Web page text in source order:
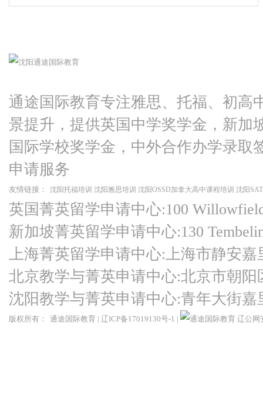
通途国际教育专注雅思、托福、初高
景提升，提供英国中学奖学金，新加
国际学校奖学金，中外合作办学录取
申请服务
友情链接： 沈阳托福培训 沈阳雅思培训 沈阳OSSD加拿大高中课程培训 沈阳
英国菁英留学申请中心:100
新加坡菁英留学申请中心:130
上海菁英留学申请中心:上海市静安嘉
北京教学与菁英申请中心:北京市朝
沈阳教学与菁英申请中心:青年大街
版权所有： 通途国际教育 | 辽ICP备17019130号-1 | 辽公网